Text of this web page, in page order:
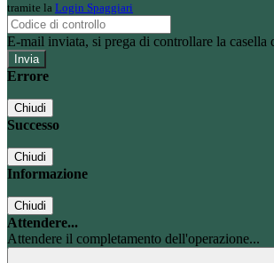
tramite la Login Spaggiari
E-mail inviata, si prega di controllare la casella
Errore
Chiudi
Successo
Chiudi
Informazione
Chiudi
Attendere...
Attendere il completamento dell'operazione...